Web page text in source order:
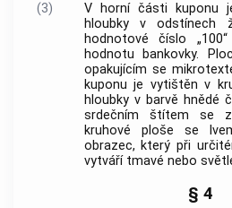
(3)
V horní části kuponu
hloubky v odstínech
hodnotové číslo
hodnotu bankovky.
opakujícím se
kuponu je vytištěn v
hloubky v barvě hnědé
srdečním štítem se
kruhové ploše se
obrazec, který při
vytváří tmavé nebo
§ 4